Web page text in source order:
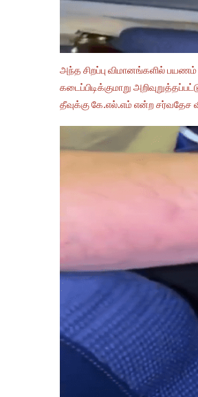
அந்த சிறப்பு விமானங்களில்
கடைப்பிடிக்குமாறு
தீவுக்கு கே.எல்.எம் என்ற சர்வதேச